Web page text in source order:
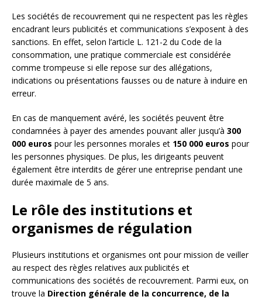
Les sociétés de recouvrement qui ne respectent pas les règles
encadrant leurs publicités et communications s’exposent à des
sanctions. En effet, selon l’article L. 121-2 du Code de la
consommation, une pratique commerciale est considérée
comme trompeuse si elle repose sur des allégations,
indications ou présentations fausses ou de nature à induire en
erreur.
En cas de manquement avéré, les sociétés peuvent être
condamnées à payer des amendes pouvant aller jusqu’à 300
000 euros pour les personnes morales et 150 000 euros pour
les personnes physiques. De plus, les dirigeants peuvent
également être interdits de gérer une entreprise pendant une
durée maximale de 5 ans.
Le rôle des institutions et
organismes de régulation
Plusieurs institutions et organismes ont pour mission de veiller
au respect des règles relatives aux publicités et
communications des sociétés de recouvrement. Parmi eux, on
trouve la Direction générale de la concurrence, de la